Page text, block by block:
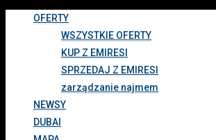
OFERTY
WSZYSTKIE OFERTY
KUP Z EMIRESI
SPRZEDAJ Z EMIRESI
zarządzanie najmem
NEWSY
DUBAI